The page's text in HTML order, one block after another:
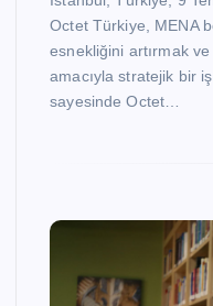
Octet Türkiye, MENA
esnekliğini artırmak
amacıyla stratejik bir
sayesinde Octet…